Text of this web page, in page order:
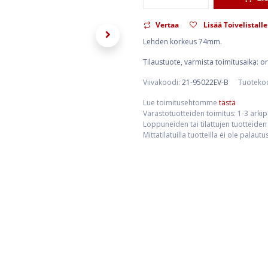
Vertaa
Lisää Toivelistalle
Lehden korkeus 74mm.
Tilaustuote, varmista toimitusaika:
Viivakoodi: 21-95022EV-B
Lue toimitusehtomme tästä
Varastotuotteiden toimitus: 1-3
Loppuneiden tai tilattujen
Mittatilatuilla tuotteilla ei ole